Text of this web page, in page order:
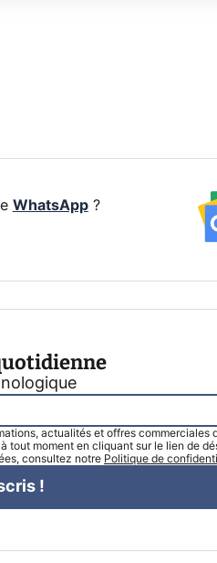
WhatsApp?
actualités et offres commerciales
tout moment en cliquant sur le lien de
consultez notre Politique de
!